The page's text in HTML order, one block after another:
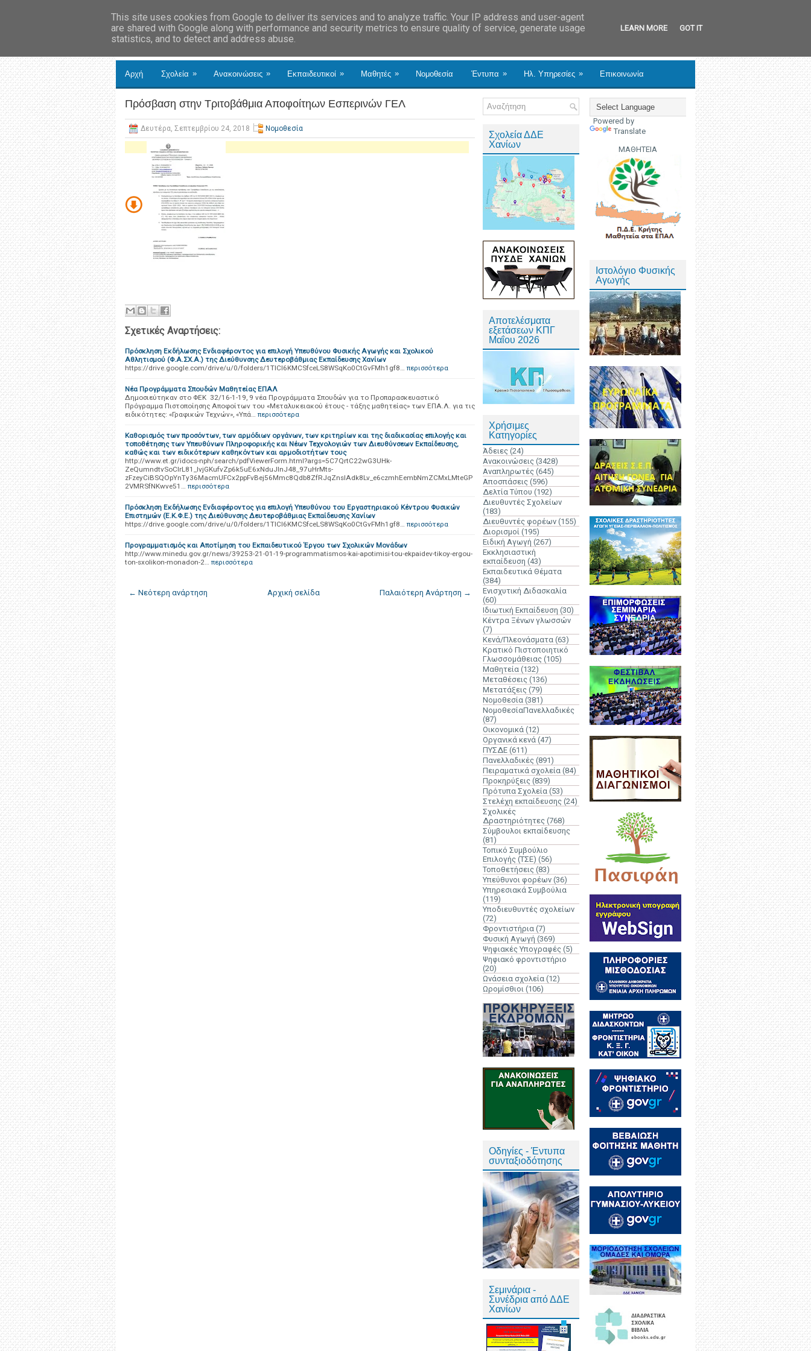
Αρχή Σχολεία » Ανακοινώσεις » Εκπαιδευτικοί » Μαθητές » Νομοθεσία Έντυπα » Ηλ. Υπηρεσίες » Επικοινωνία
Πρόσβαση στην Τριτοβάθμια Αποφοίτηων Εσπερινών ΓΕΛ
Δευτέρα, Σεπτεμβρίου 24, 2018 Νομοθεσία
Σχετικές Αναρτήσεις:
Πρόσκληση Εκδήλωσης Ενδιαφέροντος για επιλογή Υπευθύνου Φυσικής Αγωγής και Σχολικού
Αθλητισμού (Φ.Α.ΣΧ.Α.) της Διεύθυνσης Δευτεροβάθμιας Εκπαίδευσης Χανίων
https://drive.google.com/drive/u/0/folders/1TlCl6KMCSfceLS8WSqKo0CtGvFMh1gf8… περισσότερα
Νέα Προγράμματα Σπουδών Μαθητείας ΕΠΑΛ
Δημοσιεύτηκαν στο ΦΕΚ 32/16-1-19, 9 νέα Προγράμματα Σπουδών για το Προπαρασκευαστικό
Πρόγραμμα Πιστοποίησης Αποφοίτων του «Μεταλυκειακού έτους - τάξης μαθητείας» των ΕΠΑ.Λ. για τις
ειδικότητες: «Γραφικών Τεχνών», «Υπά… περισσότερα
Καθορισμός των προσόντων, των αρμόδιων οργάνων, των κριτηρίων και της διαδικασίας επιλογής και
τοποθέτησης των Υπευθύνων Πληροφορικής και Νέων Τεχνολογιών των Διευθύνσεων Εκπαίδευσης,
καθώς και των ειδικότερων καθηκόντων και αρμοδιοτήτων τους
http://www.et.gr/idocs-nph/search/pdfViewerForm.html?args=5C7QrtC22wG3UHk-
ZeQumndtvSoClrL81_IvjGKufvZp6k5uE6xNduJInJ48_97uHrMts-
zFzeyCiBSQOpYnTy36MacmUFCx2ppFvBej56Mmc8Qdb8ZfRJqZnsIAdk8Lv_e6czmhEembNmZCMxLMteGP
2VMRSfNKwve51… περισσότερα
Πρόσκληση Εκδήλωσης Ενδιαφέροντος για επιλογή Υπευθύνου του Εργαστηριακού Κέντρου Φυσικών
Επιστημών (Ε.Κ.Φ.Ε.) της Διεύθυνσης Δευτεροβάθμιας Εκπαίδευσης Χανίων
https://drive.google.com/drive/u/0/folders/1TlCl6KMCSfceLS8WSqKo0CtGvFMh1gf8… περισσότερα
Προγραμματισμός και Αποτίμηση του Εκπαιδευτικού Έργου των Σχολικών Μονάδων
http://www.minedu.gov.gr/news/39253-21-01-19-programmatismos-kai-apotimisi-tou-ekpaidev-tikoy-ergou-
ton-sxolikon-monadon-2… περισσότερα
← Νεότερη ανάρτηση Παλαιότερη Ανάρτηση →
Αρχική σελίδα
Σχολεία ΔΔΕ
Χανίων
Αποτελέσματα
εξετάσεων ΚΠΓ
Μαΐου 2026
Χρήσιμες
Κατηγορίες
Άδειες (24)
Ανακοινώσεις (3428)
Αναπληρωτές (645)
Αποσπάσεις (596)
Δελτία Τύπου (192)
Διευθυντές Σχολείων
(183)
Διευθυντές φορέων (155)
Διορισμοί (195)
Ειδική Αγωγή (267)
Εκκλησιαστική
εκπαίδευση (43)
Εκπαιδευτικά Θέματα
(384)
Ενισχυτική Διδασκαλία
(60)
Ιδιωτική Εκπαίδευση (30)
Κέντρα Ξένων γλωσσών
(7)
Κενά/Πλεονάσματα (63)
Κρατικό Πιστοποιητικό
Γλωσσομάθειας (105)
Μαθητεία (132)
Μεταθέσεις (136)
Μετατάξεις (79)
Νομοθεσία (381)
ΝομοθεσίαΠανελλαδικές
(87)
Οικονομικά (12)
Οργανικά κενά (47)
ΠΥΣΔΕ (611)
Πανελλαδικές (891)
Πειραματικά σχολεία (84)
Προκηρύξεις (839)
Πρότυπα Σχολεία (53)
Στελέχη εκπαίδευσης (24)
Σχολικές
Δραστηριότητες (768)
Σύμβουλοι εκπαίδευσης
(81)
Τοπικό Συμβούλιο
Επιλογής (ΤΣΕ) (56)
Τοποθετήσεις (83)
Υπεύθυνοι φορέων (36)
Υπηρεσιακά Συμβούλια
(119)
Υποδιευθυντές σχολείων
(72)
Φροντιστήρια (7)
Φυσική Αγωγή (369)
Ψηφιακές Υπογραφές (5)
Ψηφιακό φροντιστήριο
(20)
Ωνάσεια σχολεία (12)
Ωρομίσθιοι (106)
Οδηγίες - Έντυπα
συνταξιοδότησης
Σεμινάρια -
Συνέδρια από ΔΔΕ
Χανίων
Powered by
Translate
ΜΑΘΗΤΕΙΑ
Ιστολόγιο Φυσικής
Αγωγής
This site uses cookies from Google to deliver its services and to analyze traffic. Your IP address and user-agent
are shared with Google along with performance and security metrics to ensure quality of service, generate usage
statistics, and to detect and address abuse.
LEARN MORE GOT IT